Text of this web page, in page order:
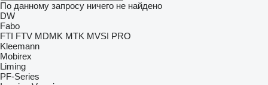
По данному запросу ничего не найдено
DW
Fabo
FTI FTV MDMK MTK MVSI PRO
Kleemann
Mobirex
Liming
PF-Series